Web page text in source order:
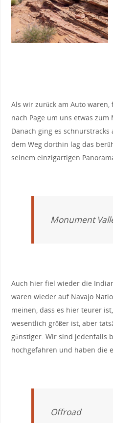
Als wir zurück am Auto
nach Page um uns etwas
Danach ging es
dem Weg dorthin lag das
seinem einzigartigen
Monument
Auch hier fiel wieder die
waren wieder auf Navajo
meinen, dass es hier teurer
wesentlich größer ist, aber
günstiger. Wir sind jedenfalls
hochgefahren und haben die
Offroad